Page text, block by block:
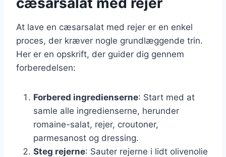
At lave en cæsarsalat med rejer er en enkel
proces, der kræver nogle grundlæggende trin.
Her er en opskrift, der guider dig gennem
forberedelsen:
Forbered ingredienserne: Start med at
samle alle ingredienserne, herunder
romaine-salat, rejer, croutoner,
parmesanost og dressing.
Steg rejerne: Sauter rejerne i lidt olivenolie